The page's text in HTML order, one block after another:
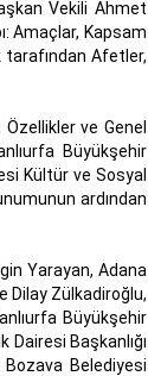
Vekili Ahmet
Amaçlar, Kapsam
tarafından Afetler,
ve Genel
Büyükşehir
Kültür ve Sosyal
ardından
Yarayan, Adana
Dilay Zülkadiroğlu,
Büyükşehir
Dairesi Başkanlığı
Belediyesi